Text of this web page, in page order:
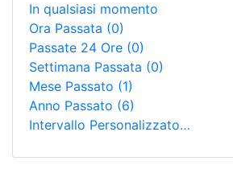
In qualsiasi momento
Ora Passata (0)
Passate 24 Ore (0)
Settimana Passata (0)
Mese Passato (1)
Anno Passato (6)
Intervallo Personalizzato…